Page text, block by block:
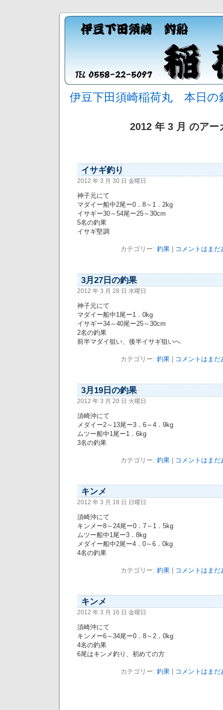
伊豆下田須崎稲荷丸 本日の
2012 年 3 月 のアー
イサギ釣り
2012 年 3 月 30 日 金曜日
神子元にて
マダイー船中2尾ー0．8～1．2kg
イサギー30～54尾ー25～30cm
5名の釣果
イサギ堅調
カテゴリー: 釣果| コメントはまだ
3月27日の釣果
2012 年 3 月 28 日 水曜日
神子元にて
マダイー船中1尾ー1．0kg
イサギー34～40尾ー25～30cm
2名の釣果
前半マダイ狙い、後半イサギ狙いへ
カテゴリー: 釣果| コメントはまだ
3月19日の釣果
2012 年 3 月 20 日 火曜日
須崎沖にて
メダイー2～13尾ー3．6～4．9kg
ムツー船中1尾ー1．6kg
3名の釣果
カテゴリー: 釣果| コメントはまだ
キンメ
2012 年 3 月 18 日 日曜日
須崎沖にて
キンメー8～24尾ー0．7～1．5kg
ムツー船中1尾ー3．8kg
メダイー船中2尾ー4．0～6．0kg
4名の釣果
カテゴリー: 釣果| コメントはまだ
キンメ
2012 年 3 月 16 日 金曜日
須崎沖にて
キンメー6～34尾ー0．8～2．0kg
4名の釣果
6尾はキンメ釣り、初めての方
カテゴリー: 釣果| コメントはまだ